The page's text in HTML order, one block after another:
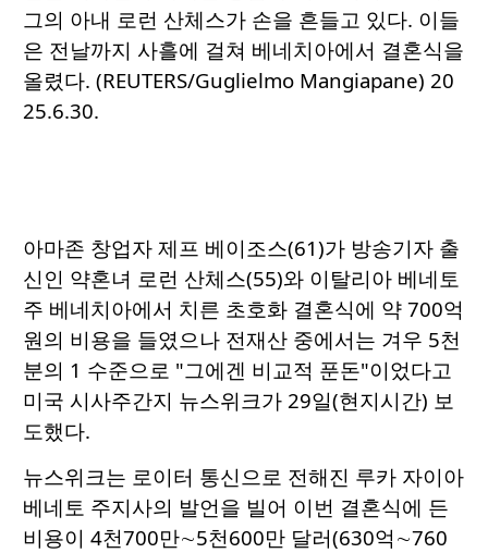
그의 아내 로런 산체스가 손을 흔들고 있다. 이들
은 전날까지 사흘에 걸쳐 베네치아에서 결혼식을
올렸다. (REUTERS/Guglielmo Mangiapane) 20
25.6.30.
아마존 창업자 제프 베이조스(61)가 방송기자 출
신인 약혼녀 로런 산체스(55)와 이탈리아 베네토
주 베네치아에서 치른 초호화 결혼식에 약 700억
원의 비용을 들였으나 전재산 중에서는 겨우 5천
분의 1 수준으로 "그에겐 비교적 푼돈"이었다고
미국 시사주간지 뉴스위크가 29일(현지시간) 보
도했다.
뉴스위크는 로이터 통신으로 전해진 루카 자이아
베네토 주지사의 발언을 빌어 이번 결혼식에 든
비용이 4천700만∼5천600만 달러(630억∼760